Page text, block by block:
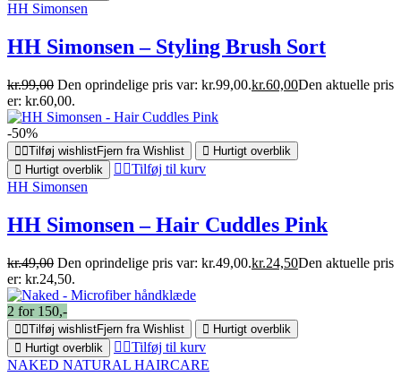
HH Simonsen
HH Simonsen – Styling Brush Sort
kr.99,00 Den oprindelige pris var: kr.99,00.kr.60,00Den aktuelle pris
er: kr.60,00.
-50%
Tilføj wishlistFjern fra Wishlist
Hurtigt overblik
Hurtigt overblik
Tilføj til kurv
HH Simonsen
HH Simonsen – Hair Cuddles Pink
kr.49,00 Den oprindelige pris var: kr.49,00.kr.24,50Den aktuelle pris
er: kr.24,50.
2 for 150,-
Tilføj wishlistFjern fra Wishlist
Hurtigt overblik
Hurtigt overblik
Tilføj til kurv
NAKED NATURAL HAIRCARE